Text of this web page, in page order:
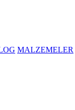
MALZEMELER